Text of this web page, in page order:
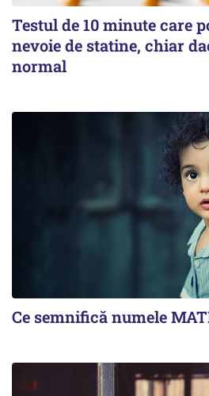
Testul de 10 minute care
nevoie de statine, chiar
normal
Ce semnifică numele